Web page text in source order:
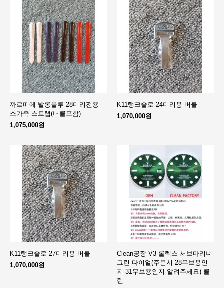
까르띠에 발롱블루 28미리전용
소가죽 스트랩(버클포함)
1,075,000원
K11탱크솔로 24미리용 버클
1,070,000원
K11탱크솔로 27미리용 버클
1,070,000원
Clean공장 V3 롤렉스 서브마리너
그린 다이얼(주문시 28무브용인
지 31무브용인지 알려주세요) 클
린